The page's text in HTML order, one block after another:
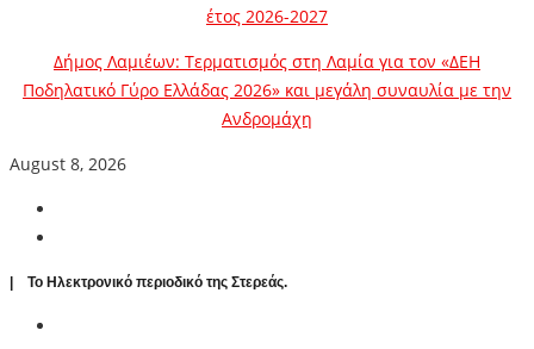
έτος 2026-2027
Δήμος Λαμιέων: Τερματισμός στη Λαμία για τον «ΔΕΗ
Ποδηλατικό Γύρο Ελλάδας 2026» και μεγάλη συναυλία με την
Ανδρομάχη
August 8, 2026
| To Ηλεκτρονικό περιοδικό της Στερεάς.